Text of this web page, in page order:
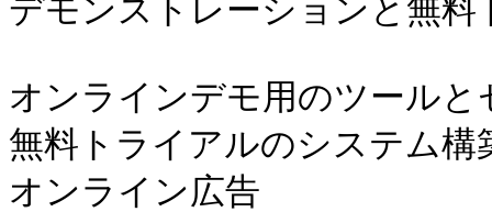
デモンストレーションと無料
オンラインデモ用のツール
無料トライアルのシステム
オンライン広告